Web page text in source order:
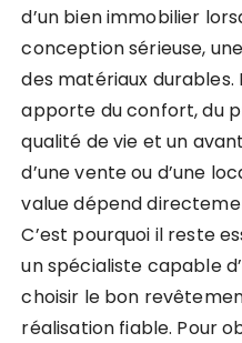
d’un bien immobilier
conception sérieuse,
des matériaux
apporte du confort, du
qualité de vie et un
d’une vente ou d’une
value dépend
C’est pourquoi il reste
un spécialiste capable
choisir le bon
réalisation fiable. Pour